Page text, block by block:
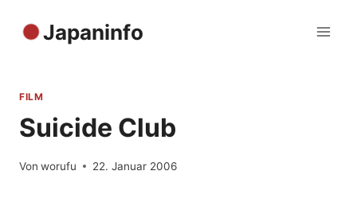
Inhalt
Japaninfo
FILM
Suicide Club
Von worufu 22. Januar 2006